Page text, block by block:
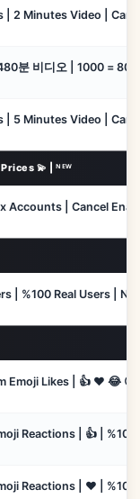
| 2 Minutes Video |
분 비디오 | 1000 =
| 5 Minutes Video |
💫 | ᴺᴱᵂ
Accounts | Cancel
| %100 Real Users |
Emoji Likes | 👍 ❤️ 😂
Reactions | 👍 |
Reactions | ❤️ |